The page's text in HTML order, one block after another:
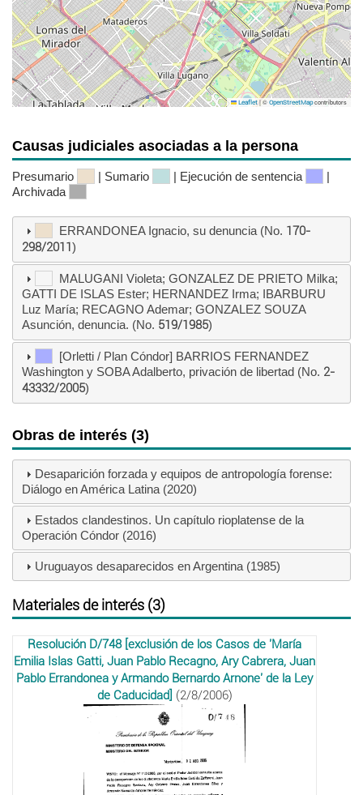
Leaflet |© OpenStreetMapcontributors
Causas judiciales asociadas a la persona
Presumario | Sumario | Ejecución de sentencia
|
Archivada
ERRANDONEA Ignacio, su denuncia (No. 170-
298/2011 )
MALUGANI Violeta; GONZALEZ DE PRIETO Milka;
GATTI DE ISLAS Ester; HERNANDEZ Irma; IBARBURU
Luz María; RECAGNO Ademar; GONZALEZ SOUZA
Asunción, denuncia. (No. 519/1985)
[Orletti / Plan Cóndor] BARRIOS FERNANDEZ
Washington y SOBA Adalberto, privación de libertad (No. 2-
43332/2005)
Obras de interés (3)
Desaparición forzada y equipos de antropología forense:
Diálogo en América Latina (2020)
Estados clandestinos. Un capítulo rioplatense de la
Operación Cóndor (2016)
Uruguayos desaparecidos en Argentina (1985)
Materiales de interés (3)
Resolución D/748 [exclusión de los Casos de 'María
Emilia Islas Gatti, Juan Pablo Recagno, Ary Cabrera, Juan
Pablo Errandonea у Armando Bernardo Arnone' de la Ley
de Caducidad] (2/8/2006)